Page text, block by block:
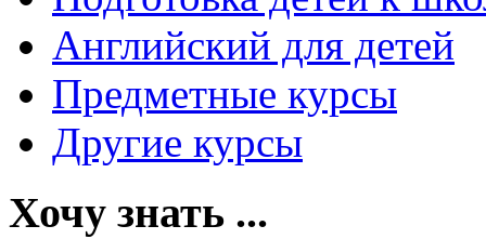
Английский для детей
Предметные курсы
Другие курсы
Хочу знать ...